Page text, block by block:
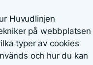
Huvudlinjen
på webbplatsen
typer av cookies
och hur du kan